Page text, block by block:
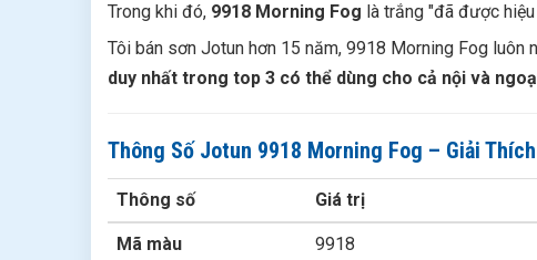
Trong khi đó, 9918 Morning Fog là trắng "đã được
Tôi bán sơn Jotun hơn 15 năm, 9918 Morning Fog
duy nhất trong top 3 có thể dùng cho cả nội và
Thông Số Jotun 9918 Morning Fog – Giải
Thông số Giá trị
Mã màu 9918